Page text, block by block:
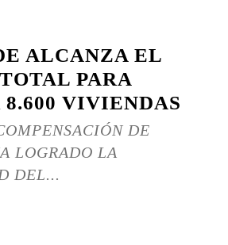
ALCANZA EL
PARA
VIVIENDAS
DE
LOGRADO LA
DEL...